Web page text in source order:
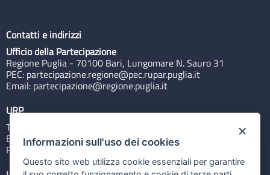
Contatti e indirizzi
Ufficio della Partecipazione
Regione Puglia - 70100 Bari, Lungomare N. Sauro 31
PEC: partecipazione.regione@pec.rupar.puglia.it
Email: partecipazione@regione.puglia.it
URP
Tel: 800713939
Email:quiregione@regione.puglia.it
Rubrica
×
Informazioni sull'uso dei cookies
Questo sito web utilizza cookie essenziali per garantire